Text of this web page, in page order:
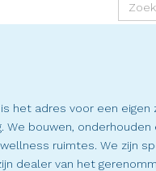
het adres voor een eigen
bouwen, onderhouden
ruimtes. We zijn
dealer van het